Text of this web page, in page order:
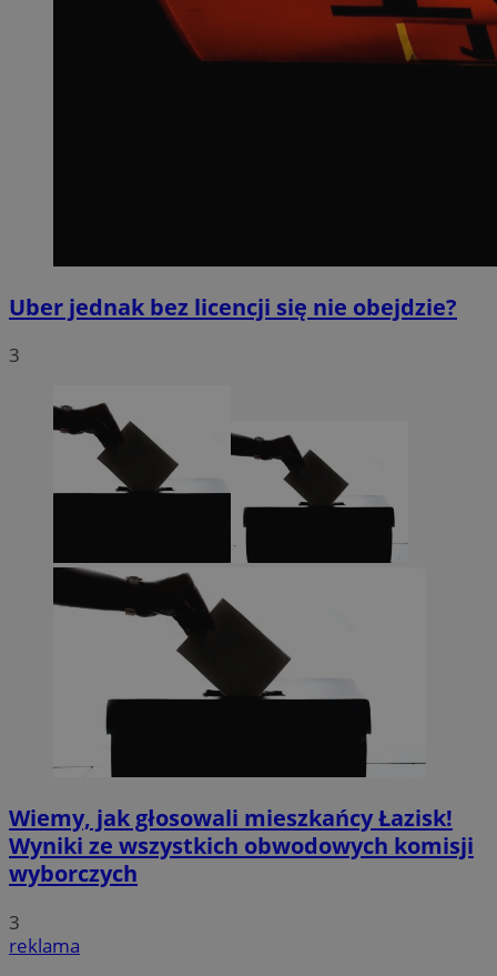
Uber jednak bez licencji się nie obejdzie?
3
Wiemy, jak głosowali mieszkańcy Łazisk!
Wyniki ze wszystkich obwodowych komisji
wyborczych
3
reklama